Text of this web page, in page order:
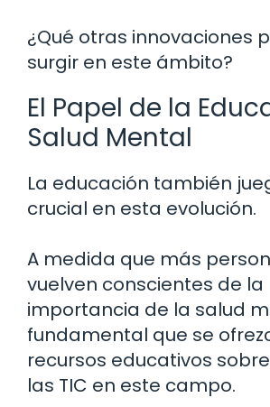
¿Qué otras innovaciones
surgir en este ámbito?
El Papel de la
Salud Mental
La educación también
crucial en esta evolución.
A medida que más
vuelven conscientes de la
importancia de la salud
fundamental que se
recursos educativos
las TIC en este campo.